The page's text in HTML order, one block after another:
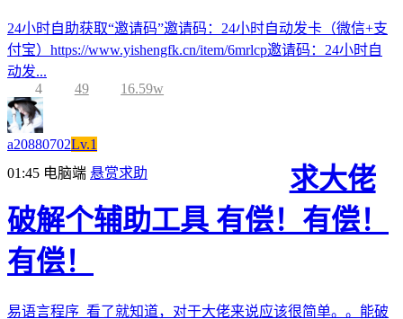
24小时自助获取“邀请码”邀请码：24小时自动发卡（微信+支
付宝）https://www.yishengfk.cn/item/6mrlcp邀请码：24小时自
动发...
4
49 16.59w
a20880702Lv.1
01:45 电脑端 悬赏求助
求大佬
破解个辅助工具 有偿！有偿！
有偿！
易语言程序 看了就知道，对于大佬来说应该很简单。。能破